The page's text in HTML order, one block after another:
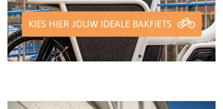
KIES HIER JOUW IDEALE BAKFIETS